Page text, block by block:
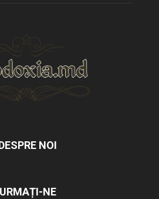
NOI
URMAȚI-NE